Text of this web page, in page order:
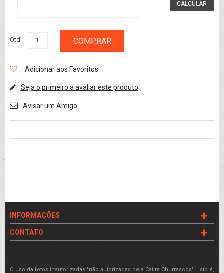
CALCULAR
Qtd: COMPRAR
Adicionar aos Favoritos
Seja o primeiro a avaliar este produto
Avisar um Amigo
INFORMAÇÕES
CONTATO
O uso da fotos inautorizadas "não autorizadas pela Catira Churrascos" , isto é,